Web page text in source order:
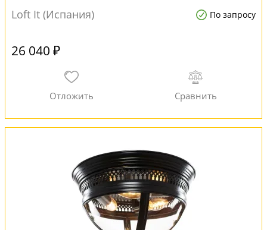
Loft It (Испания)
По запросу
26 040 ₽